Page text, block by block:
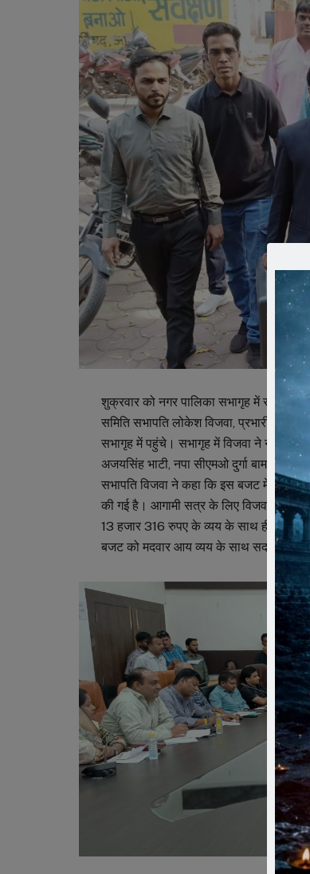
शुक्रवार को नगर पालिका सभागृह में सत्र
समिति सभापति लोकेश विजवा, प्रभारी
सभागृह में पहुंचे। सभागृह में विजवा ने नपाध्यक्ष
अजयसिंह भाटी, नपा सीएमओ दुर्गा बामनिया
सभापति विजवा ने कहा कि इस बजट में जनता
की गई है। आगामी सत्र के लिए विजवा ने 1
13 हजार 316 रुपए के व्यय के साथ ही 3
बजट को मदवार आय व्यय के साथ सदन में समक्ष